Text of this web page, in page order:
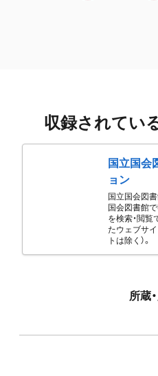
収録されてい
国立国会
ョン
国立国会図
国会図書館
を検索・閲覧
たウェブサ
トは除く）。
所蔵